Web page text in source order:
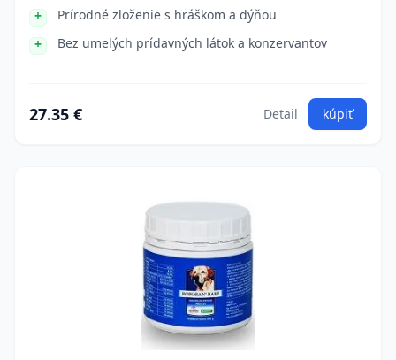
Prírodné zloženie s hráškom a dýňou
Bez umelých prídavných látok a konzervantov
27.35 € Detail kúpiť